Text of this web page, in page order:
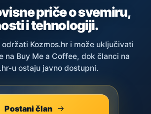
priče o svemiru,
i tehnologiji.
Kozmos.hr i može uključivati
na Buy Me a Coffee, dok članci na
u ostaju javno dostupni.
Postani član